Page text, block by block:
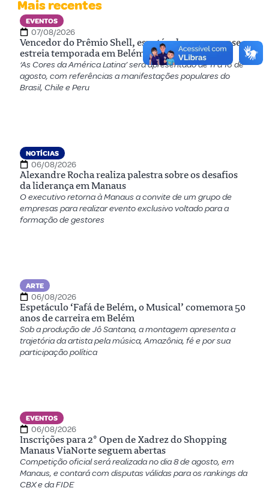
Mais recentes
EVENTOS
07/08/2026
Vencedor do Prêmio Shell, espetáculo amazonense
estreia temporada em Belém
‘As Cores da América Latina’ será apresentado de 11 a 16 de
agosto, com referências a manifestações populares do
Brasil, Chile e Peru
NOTÍCIAS
06/08/2026
Alexandre Rocha realiza palestra sobre os desafios
da liderança em Manaus
O executivo retorna à Manaus a convite de um grupo de
empresas para realizar evento exclusivo voltado para a
formação de gestores
ARTE
06/08/2026
Espetáculo ‘Fafá de Belém, o Musical’ comemora 50
anos de carreira em Belém
Sob a produção de Jô Santana, a montagem apresenta a
trajetória da artista pela música, Amazônia, fé e por sua
participação política
EVENTOS
06/08/2026
Inscrições para 2º Open de Xadrez do Shopping
Manaus ViaNorte seguem abertas
Competição oficial será realizada no dia 8 de agosto, em
Manaus, e contará com disputas válidas para os rankings da
CBX e da FIDE